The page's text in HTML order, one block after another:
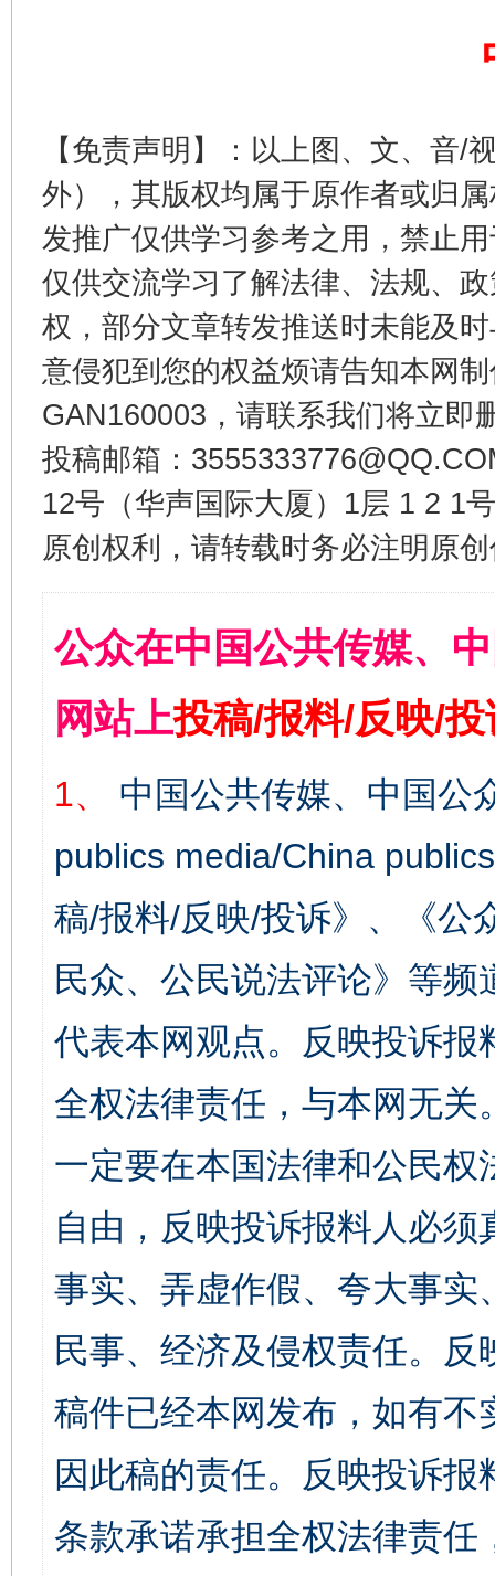
【免责声明】：以上图、文、音/
外），其版权均属于原作者或归
发推广仅供学习参考之用，禁止
仅供交流学习了解法律、法规、
权，部分文章转发推送时未能及
意侵犯到您的权益烦请告知本网
GAN160003，请联系我们将立即
投稿邮箱：
12号（华声国际大厦）1层 1 2 1
原创权利，请转载时务必注明原
公众在中国公共传媒、
网站上投稿/报料/反映/
1、
中国公共传媒、中国公
publics media/China
稿/报料/反映/投诉》、《公
民众、公民说法评论》等
代表本网观点。反映投诉
全权法律责任，与本网无
一定要在本国法律和公民
自由，反映投诉报料人必
事实、弄虚作假、夸大事
民事、经济及侵权责任。
稿件已经本网发布，如有
因此稿的责任。反映投诉
条款承诺承担全权法律责